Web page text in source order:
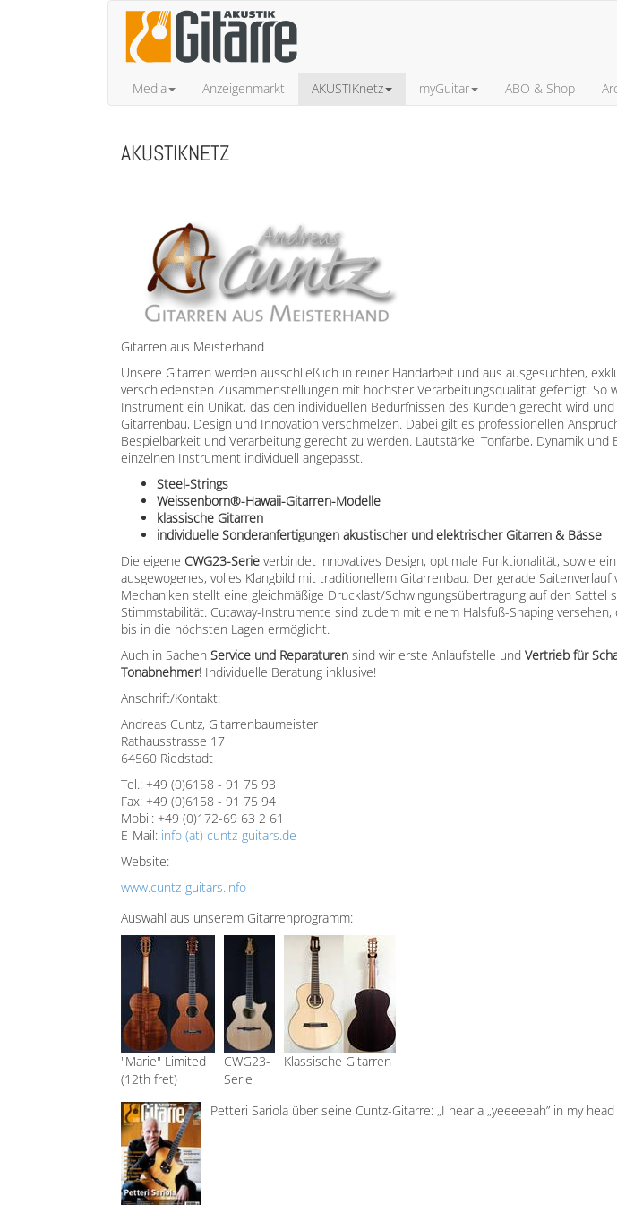
Media Anzeigenmarkt AKUSTIKnetz myGuitar ABO & Shop
AKUSTIKNETZ
Gitarren aus Meisterhand
Unsere Gitarren werden ausschließlich in reiner Handarbeit und aus ausgesuchten,
verschiedensten Zusammenstellungen mit höchster Verarbeitungsqualität gefertigt. So
Instrument ein Unikat, das den individuellen Bedürfnissen des Kunden gerecht wird
Gitarrenbau, Design und Innovation verschmelzen. Dabei gilt es professionellen
Bespielbarkeit und Verarbeitung gerecht zu werden. Lautstärke, Tonfarbe, Dynamik und
einzelnen Instrument individuell angepasst.
Steel-Strings
Weissenborn®-Hawaii-Gitarren-Modelle
klassische Gitarren
individuelle Sonderanfertigungen akustischer und elektrischer Gitarren & Bässe
Die eigene CWG23-Serie verbindet innovatives Design, optimale Funktionalität, sowie
ausgewogenes, volles Klangbild mit traditionellem Gitarrenbau. Der gerade Saitenverlauf
Mechaniken stellt eine gleichmäßige Drucklast/Schwingungsübertragung auf den Sattel
Stimmstabilität. Cutaway-Instrumente sind zudem mit einem Halsfuß-Shaping versehen,
bis in die höchsten Lagen ermöglicht.
Auch in Sachen Service und Reparaturen sind wir erste Anlaufstelle und Vertrieb für
Tonabnehmer! Individuelle Beratung inklusive!
Anschrift/Kontakt:
Andreas Cuntz, Gitarrenbaumeister
Rathausstrasse 17
64560 Riedstadt
Tel.: +49 (0)6158 - 91 75 93
Fax: +49 (0)6158 - 91 75 94
Mobil: +49 (0)172-69 63 2 61
E-Mail: info (at) cuntz-guitars.de
Website:
www.cuntz-guitars.info
Auswahl aus unserem Gitarrenprogramm:
"Marie" Limited
(12th fret)
CWG23-
Serie
Klassische Gitarren
Petteri Sariola über seine Cuntz-Gitarre: „I hear a „yeeeeeah” in my